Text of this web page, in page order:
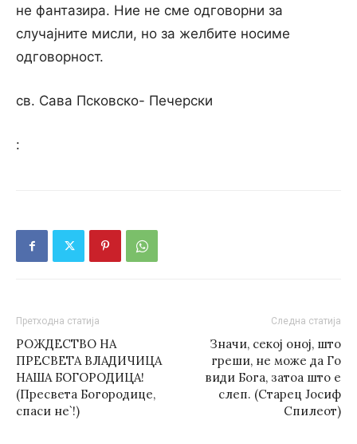
не фантазира. Ние не сме одговорни за
случајните мисли, но за желбите носиме
одговорност.
св. Сава Псковско- Печерски
:
Претходна статија
РОЖДЕСТВО НА
ПРЕСВЕТА ВЛАДИЧИЦА
НАША БОГОРОДИЦА!
(Пресвета Богородице,
спаси не`!)
Следна статија
Значи, секој оној, што
греши, не може да Го
види Бога, затоа што е
слеп. (Старец Јосиф
Спилеот)